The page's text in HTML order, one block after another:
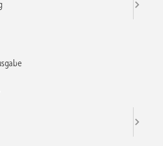
Plattform EE BW / Kuhnle & Knödler